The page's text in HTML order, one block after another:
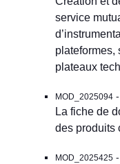
service
plateformes,
plateaux
MOD_2025094 -
La fiche de
des produits
MOD_2025425 -